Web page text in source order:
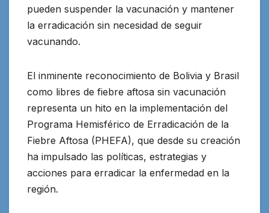
pueden suspender la vacunación y mantener
la erradicación sin necesidad de seguir
vacunando.
El inminente reconocimiento de Bolivia y Brasil
como libres de fiebre aftosa sin vacunación
representa un hito en la implementación del
Programa Hemisférico de Erradicación de la
Fiebre Aftosa (PHEFA), que desde su creación
ha impulsado las políticas, estrategias y
acciones para erradicar la enfermedad en la
región.